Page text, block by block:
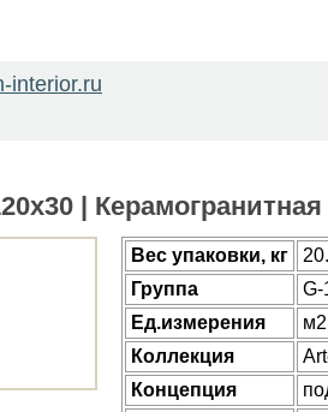
interior.ru
|
Веc упаковки, кг
Группа
G-
Ед.измерения
м2
Коллекция
Концепция